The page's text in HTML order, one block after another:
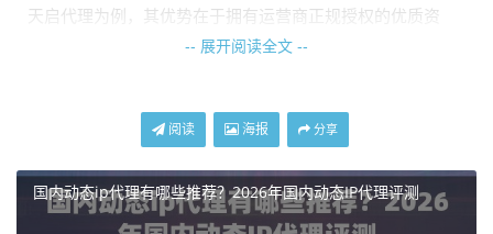
天启代理为例，其优势在于拥有运营商正规授权的优质资
源，全国自建200多个城市机房，这意味着IP资源一手可控，
延迟的业务至关重要。
获取天启HTTP代理的接入信息
-- 展开阅读全文 --
阅读 海报 分享
国内动态ip代理有哪些推荐？2026年国内动态IP代理评测